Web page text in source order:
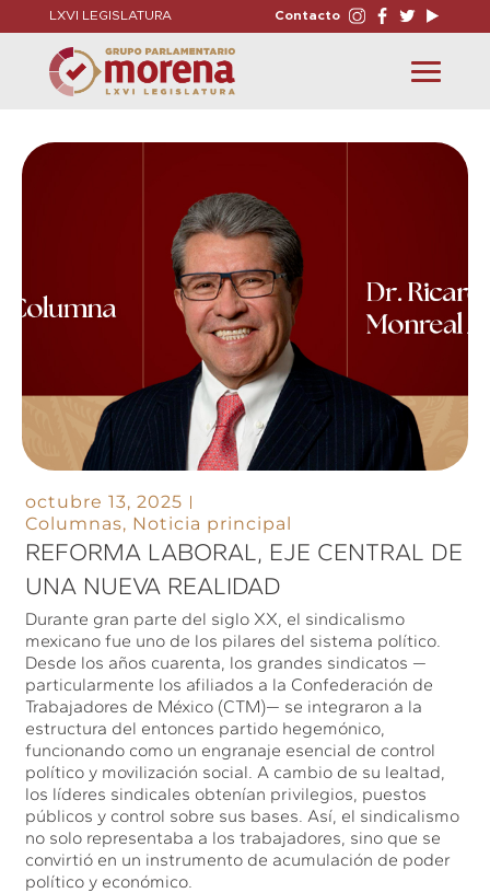
LXVI LEGISLATURA Contacto
Toggle
navigation
octubre 13, 2025
Columnas, Noticia principal
REFORMA LABORAL, EJE CENTRAL DE
UNA NUEVA REALIDAD
Durante gran parte del siglo XX, el sindicalismo
mexicano fue uno de los pilares del sistema político.
Desde los años cuarenta, los grandes sindicatos —
particularmente los afiliados a la Confederación de
Trabajadores de México (CTM)— se integraron a la
estructura del entonces partido hegemónico,
funcionando como un engranaje esencial de control
político y movilización social. A cambio de su lealtad,
los líderes sindicales obtenían privilegios, puestos
públicos y control sobre sus bases. Así, el sindicalismo
no solo representaba a los trabajadores, sino que se
convirtió en un instrumento de acumulación de poder
político y económico.